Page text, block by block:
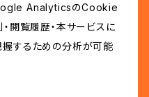
AnalyticsのCookie
閲覧履歴・本サービスに
するための分析が可能